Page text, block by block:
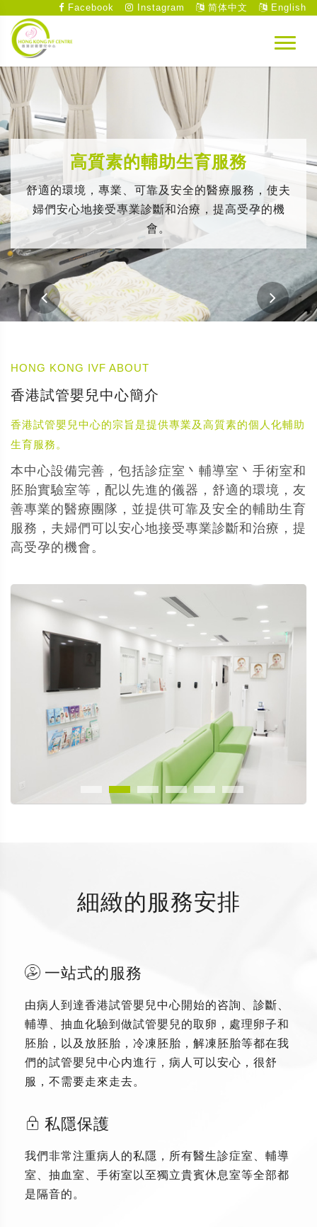
Facebook Instagram 简体中文 English
高質素的輔助生育服務
舒適的環境，專業、可靠及安全的醫療服務，使夫
婦們安心地接受專業診斷和治療，提高受孕的機
會。
HONG KONG IVF ABOUT
香港試管嬰兒中心簡介
香港試管嬰兒中心的宗旨是提供專業及高質素的個人化輔助
生育服務。
本中心設備完善，包括診症室丶輔導室丶手術室和
胚胎實驗室等，配以先進的儀器，舒適的環境，友
善專業的醫療團隊，並提供可靠及安全的輔助生育
服務，夫婦們可以安心地接受專業診斷和治療，提
高受孕的機會。
細緻的服務安排
一站式的服務
由病人到達香港試管嬰兒中心開始的咨詢、診斷、
輔導、抽血化驗到做試管嬰兒的取卵，處理卵子和
胚胎，以及放胚胎，冷凍胚胎，解凍胚胎等都在我
們的試管嬰兒中心内進行，病人可以安心，很舒
服，不需要走來走去。
私隱保護
我們非常注重病人的私隱，所有醫生診症室、輔導
室、抽血室、手術室以至獨立貴賓休息室等全部都
是隔音的。